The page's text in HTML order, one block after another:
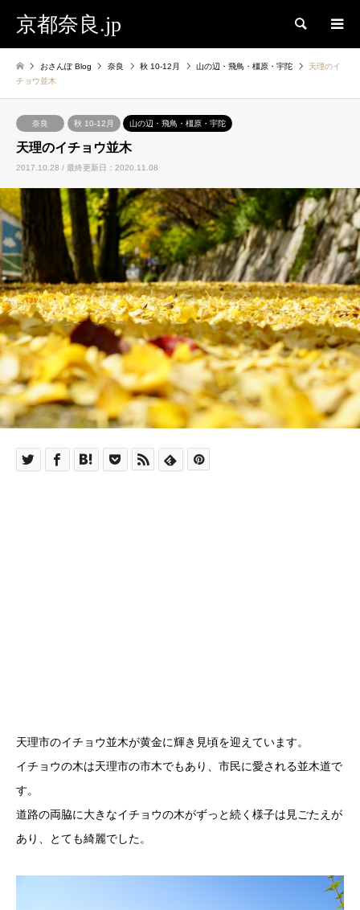
京都奈良.jp 検索
おさんぽ Blog 奈良 秋 10-12月 山の辺・飛鳥・橿原・宇陀
天理のイ
チョウ並木
奈良 秋 10-12月 山の辺・飛鳥・橿原・宇陀
天理のイチョウ並木
2017.10.28 / 最終更新日：2020.11.08
天理市のイチョウ並木が黄金に輝き見頃を迎えています。
イチョウの木は天理市の市木でもあり、市民に愛される並木道で
す。
道路の両脇に大きなイチョウの木がずっと続く様子は見ごたえが
あり、とても綺麗でした。